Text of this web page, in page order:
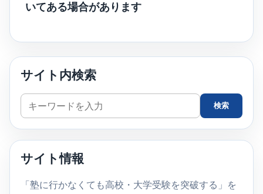
いてある場合があります
サイト内検索
サ
イ
ト
検
索
検索
サイト情報
「塾に行かなくても高校・大学受験を突破する」を